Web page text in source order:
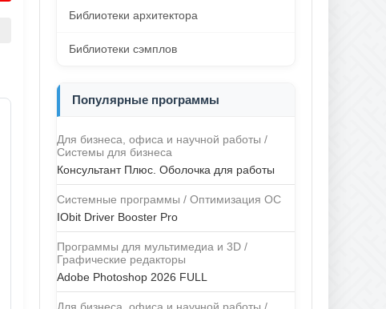
Библиотеки архитектора
Библиотеки сэмплов
Популярные программы
Для бизнеса, офиса и научной работы /
Системы для бизнеса
Консультант Плюс. Оболочка для работы
Системные программы / Оптимизация ОС
IObit Driver Booster Pro
Программы для мультимедиа и 3D /
Графические редакторы
Adobe Photoshop 2026 FULL